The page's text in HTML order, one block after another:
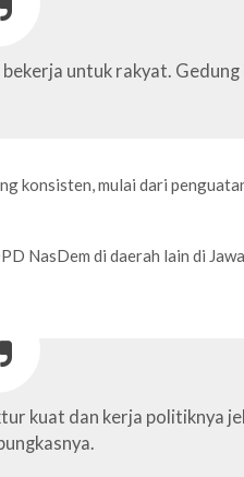
untuk rakyat.
konsisten, mulai dari
NasDem di daerah lain di
kuat dan kerja politiknya